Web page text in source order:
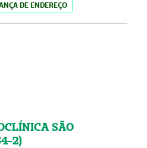
DE ENDEREÇO
SÃO
2)